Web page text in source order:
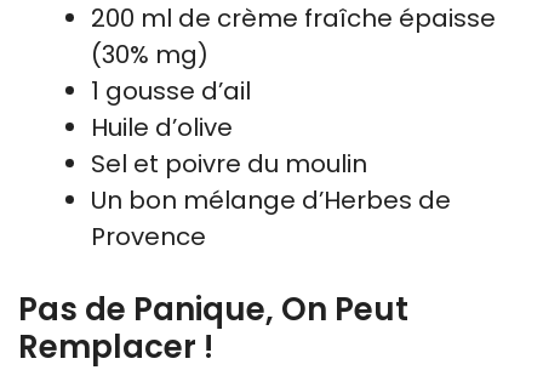
200 ml de crème fraîche épaisse
(30% mg)
1 gousse d’ail
Huile d’olive
Sel et poivre du moulin
Un bon mélange d’Herbes de
Provence
Pas de Panique, On Peut
Remplacer !